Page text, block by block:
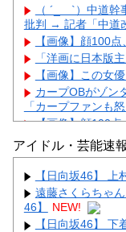
（ ´_ゝ`）中道
批判 → 記者「中道
【画像】顔100
「洋画に日本版
【画像】この女
カープOBがゾン
「カープファンも怒
【画像】顔100点
Powered by
アイドル・芸能速報
【日向坂46】
遠藤さくらちゃ
46】
NEW!
【日向坂46】